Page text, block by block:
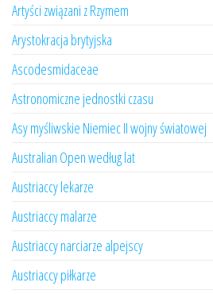
Artyści związani z Rzymem
Arystokracja brytyjska
Ascodesmidaceae
Astronomiczne jednostki czasu
Asy myśliwskie Niemiec II wojny światowej
Australian Open według lat
Austriaccy lekarze
Austriaccy malarze
Austriaccy narciarze alpejscy
Austriaccy piłkarze